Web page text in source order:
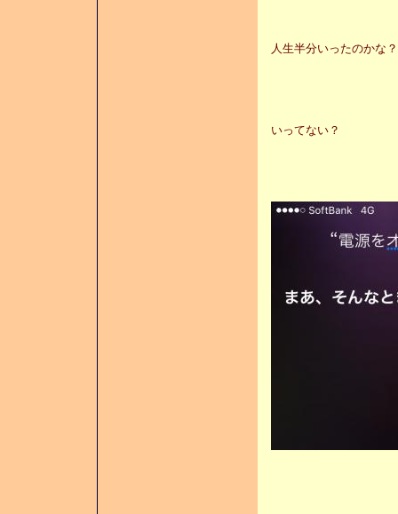
人生半分いったのかな？
いってない？